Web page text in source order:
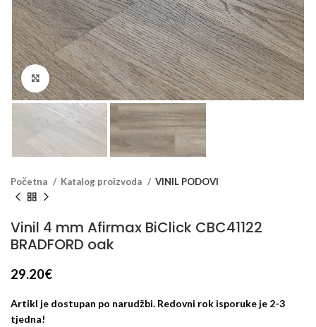
Klikni za veći prikaz
Početna Katalog proizvoda VINIL PODOVI
Vinil 4 mm Afirmax BiClick CBC41122
BRADFORD oak
29.20€
Artikl je dostupan po narudžbi. Redovni rok isporuke je 2-3
tjedna!